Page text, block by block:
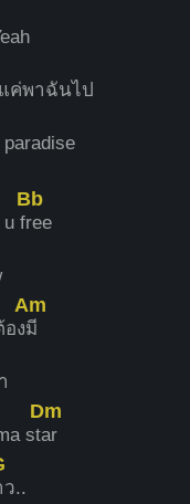
ค่พาฉันไป
paradise
u f
Bb
ree
ง
Am
มี
st
Dm
ar
ว..